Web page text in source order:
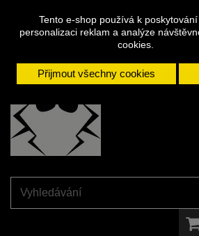
Tento e-shop používá k poskytování
personalizaci reklam a analýze
cookies.
Přijmout všechny cookies
Napište
nám